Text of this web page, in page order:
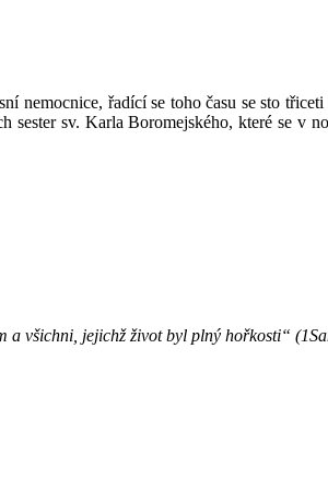
nemocnice, řadící se toho času se sto
sv. Karla Boromejského, které se v
a všichni, jejichž život byl plný hořkosti“